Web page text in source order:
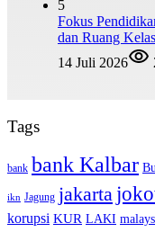
5
Fokus
dan Ruang
14 Juli 2026
Tags
bank bank Kalbar
ikn Jagung jakarta
korupsi KUR LAKI